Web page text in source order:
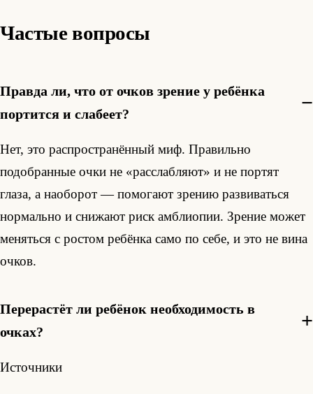
Частые вопросы
Правда ли, что от очков зрение у ребёнка
портится и слабеет?
Нет, это распространённый миф. Правильно
подобранные очки не «расслабляют» и не портят
глаза, а наоборот — помогают зрению развиваться
нормально и снижают риск амблиопии. Зрение может
меняться с ростом ребёнка само по себе, и это не вина
очков.
Перерастёт ли ребёнок необходимость в
очках?
Источники